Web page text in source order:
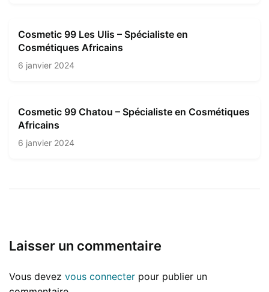
Cosmetic 99 Les Ulis – Spécialiste en
Cosmétiques Africains
6 janvier 2024
Cosmetic 99 Chatou – Spécialiste en Cosmétiques
Africains
6 janvier 2024
Laisser un commentaire
Vous devez vous connecter pour publier un